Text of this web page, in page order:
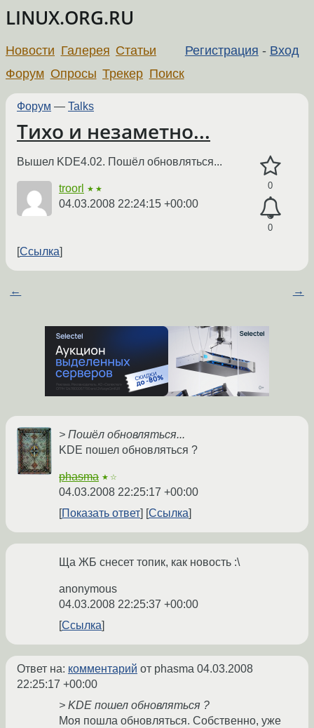
LINUX.ORG.RU
Регистрация - Вход
Новости Галерея Статьи
Форум Опросы Трекер Поиск
Форум — Talks
Тихо и незаметно...
0
0
Вышел KDE4.02. Пошёл обновляться...
troorl ★★
04.03.2008 22:24:15 +00:00
Ссылка
← →
> Пошёл обновляться...
KDE пошел обновляться ?
phasma ★☆
04.03.2008 22:25:17 +00:00
Показать ответ
Ссылка
Ща ЖБ снесет топик, как новость :\
anonymous
04.03.2008 22:25:37 +00:00
Ссылка
Ответ на: комментарий от phasma 04.03.2008
22:25:17 +00:00
> KDE пошел обновляться ?
Моя пошла обновляться. Собственно, уже